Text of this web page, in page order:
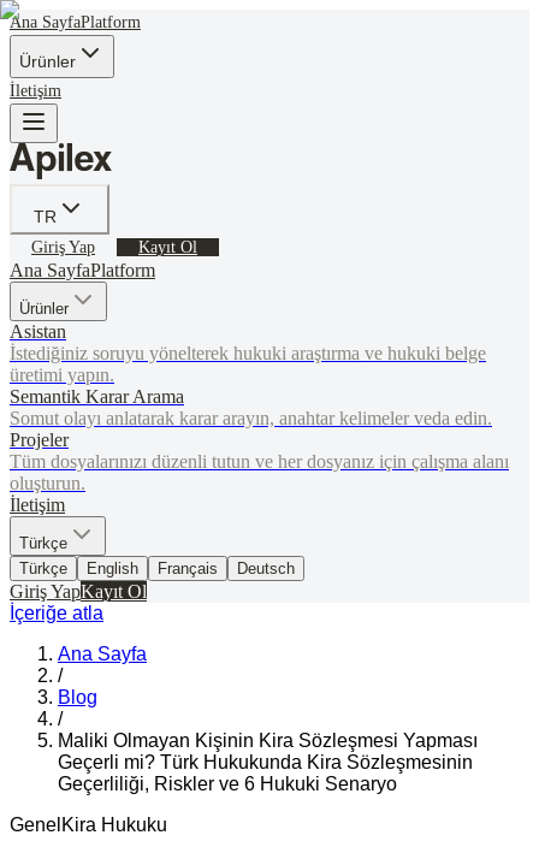
Ana SayfaPlatform
Ürünler
İletişim
TR
Giriş Yap Kayıt Ol
Ana SayfaPlatform
Ürünler
Asistan
İstediğiniz soruyu yönelterek hukuki araştırma ve hukuki belge
üretimi yapın.
Semantik Karar Arama
Somut olayı anlatarak karar arayın, anahtar kelimeler veda edin.
Projeler
Tüm dosyalarınızı düzenli tutun ve her dosyanız için çalışma alanı
oluşturun.
İletişim
Türkçe
Türkçe
English Français Deutsch
Giriş YapKayıt Ol
İçeriğe atla
Ana Sayfa
/
Blog
/
Maliki Olmayan Kişinin Kira Sözleşmesi Yapması
Geçerli mi? Türk Hukukunda Kira Sözleşmesinin
Geçerliliği, Riskler ve 6 Hukuki Senaryo
Genel Kira Hukuku